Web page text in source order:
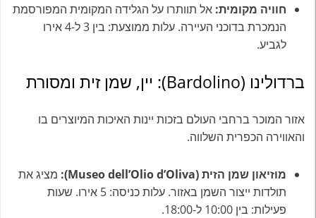
חוויה מקומית: אל תוותרו על הגלידה המקומית המפורסמת
הנמכרת בדוכני העיירה. עלות ממוצעת: בין 3 ל-4 אירו
לגביע.
ברדולינו (Bardolino): יין, שמן זית ומסורת
אזור המוכר ברחבי העולם בזכות יינות האיכות המיוצרים בו
והאווירה הכפרית השלווה.
מוזיאון שמן הזית (Museo dell’Olio d’Oliva):
מציג את
תולדות ייצור השמן באזור. עלות כניסה: 5 אירו. שעות
פעילות: בין 10:00 ל-18:00.